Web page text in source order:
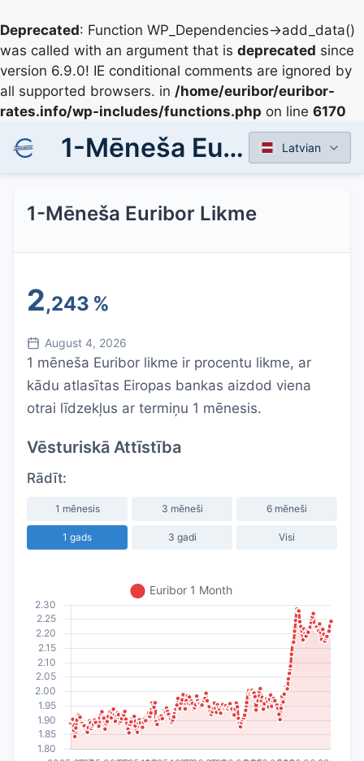
Deprecated: Function WP_Dependencies->add_data()
was called with an argument that is deprecated since
version 6.9.0! IE conditional comments are ignored by
all supported browsers. in /home/euribor/euribor-
rates.info/wp-includes/functions.php on line 6170
1-Mēneša Euribor Likme Latvian
1-Mēneša Euribor Likme
2,243 %
August 4, 2026
1 mēneša Euribor likme ir procentu likme, ar
kādu atlasītas Eiropas bankas aizdod viena
otrai līdzekļus ar termiņu 1 mēnesis.
Vēsturiskā Attīstība
Rādīt:
1 mēnesis 3 mēneši 6 mēneši
1 gads 3 gadi Visi